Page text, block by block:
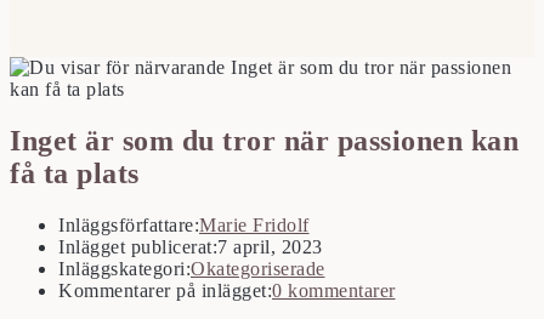
Inget är som du tror när passionen kan
få ta plats
Inläggsförfattare:Marie Fridolf
Inlägget publicerat:7 april, 2023
Inläggskategori:Okategoriserade
Kommentarer på inlägget:0 kommentarer